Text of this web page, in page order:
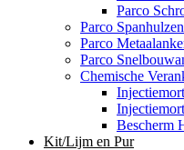
Parco
Parco
Parco
Parco
Chemische
Bescherm
Kit/Lijm en Pur